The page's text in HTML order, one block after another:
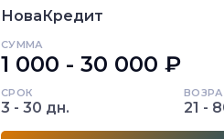
НоваКредит
СУММА
1 000 - 30 000 ₽
СРОК
3 - 30 дн. 21 -